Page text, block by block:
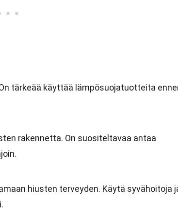
tärkeää käyttää lämpösuojatuotteita
rakennetta. On suositeltavaa antaa
hiusten terveyden. Käytä syvähoitoja